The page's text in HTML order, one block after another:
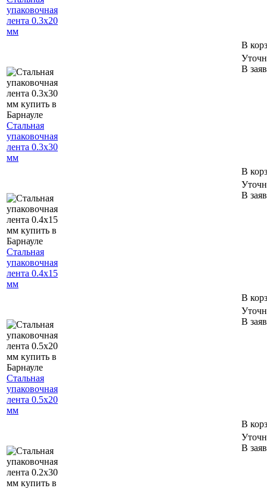
упаковочная
лента 0.3х20
мм
В
Стальная
упаковочная
лента 0.3х30
мм
В
В
Стальная
упаковочная
лента 0.4х15
мм
В
В
Стальная
упаковочная
лента 0.5х20
мм
В
В
В